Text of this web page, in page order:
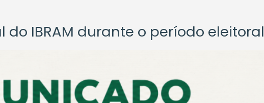
IBRAM durante o período eleitoral